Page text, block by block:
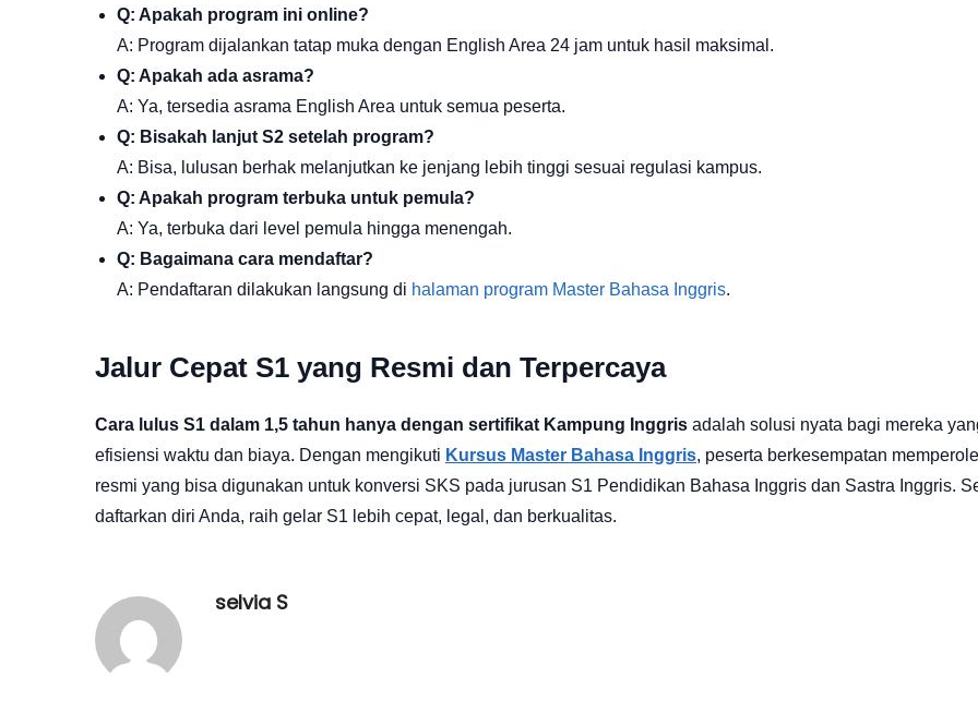
Q: Apakah program ini online?
A: Program dijalankan tatap muka dengan English Area 24 jam untuk hasil maksimal.
Q: Apakah ada asrama?
A: Ya, tersedia asrama English Area untuk semua peserta.
Q: Bisakah lanjut S2 setelah program?
A: Bisa, lulusan berhak melanjutkan ke jenjang lebih tinggi sesuai regulasi kampus.
Q: Apakah program terbuka untuk pemula?
A: Ya, terbuka dari level pemula hingga menengah.
Q: Bagaimana cara mendaftar?
A: Pendaftaran dilakukan langsung di halaman program Master Bahasa Inggris.
Jalur Cepat S1 yang Resmi dan Terpercaya
Cara lulus S1 dalam 1,5 tahun hanya dengan sertifikat Kampung Inggris adalah solusi nyata bagi mereka
efisiensi waktu dan biaya. Dengan mengikuti Kursus Master Bahasa Inggris, peserta berkesempatan
resmi yang bisa digunakan untuk konversi SKS pada jurusan S1 Pendidikan Bahasa Inggris dan Sastra Inggris.
daftarkan diri Anda, raih gelar S1 lebih cepat, legal, dan berkualitas.
selvia S